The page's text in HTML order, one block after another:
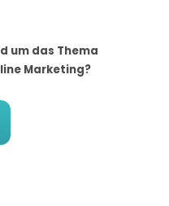
um das Thema
Marketing?